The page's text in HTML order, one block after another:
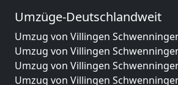
Umzüge-Deutschlandweit
Umzug von Villingen
Umzug von Villingen
Umzug von Villingen
Umzug von Villingen